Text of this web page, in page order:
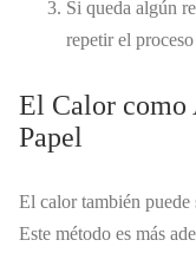
Si queda algún
repetir el
El Calor como
Papel
El calor también
Este método es más